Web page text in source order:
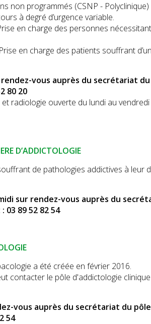
non programmés (CSNP -
à degré d’urgence variable.
en charge des personnes
en charge des patients souffrant
vous auprès du secrétariat
80 20
radiologie ouverte du lundi au
D’ADDICTOLOGIE
de pathologies addictives à leur
sur rendez-vous auprès du
89 52 82 54
a été créée en février 2016.
contacter le pôle d'addictologie
vous auprès du secrétariat du
54